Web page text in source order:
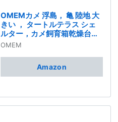
OMEMカメ 浮島， 亀 陸地 大
きい ， タートルテラス シェ
ルター，カメ飼育箱乾燥台
（緑）
OMEM
Amazon